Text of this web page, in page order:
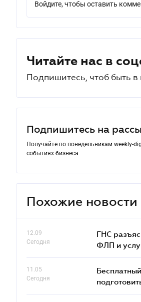
Войдите, чтобы оставить
Читайте нас в
Подпишитесь, чтоб быть в
Подпишитесь на
Получайте по понедельникам weekly-
событиях бизнеса
Похожие новости
12.09
Сегодня
ГНС
ФЛП и
11.05
Сегодня